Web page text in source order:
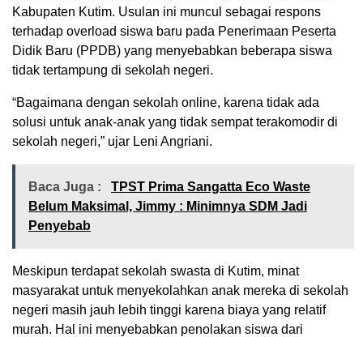
Kabupaten Kutim. Usulan ini muncul sebagai respons
terhadap overload siswa baru pada Penerimaan Peserta
Didik Baru (PPDB) yang menyebabkan beberapa siswa
tidak tertampung di sekolah negeri.
“Bagaimana dengan sekolah online, karena tidak ada
solusi untuk anak-anak yang tidak sempat terakomodir di
sekolah negeri,” ujar Leni Angriani.
Baca Juga :
TPST Prima Sangatta Eco Waste
Belum Maksimal, Jimmy : Minimnya SDM Jadi
Penyebab
Meskipun terdapat sekolah swasta di Kutim, minat
masyarakat untuk menyekolahkan anak mereka di sekolah
negeri masih jauh lebih tinggi karena biaya yang relatif
murah. Hal ini menyebabkan penolakan siswa dari